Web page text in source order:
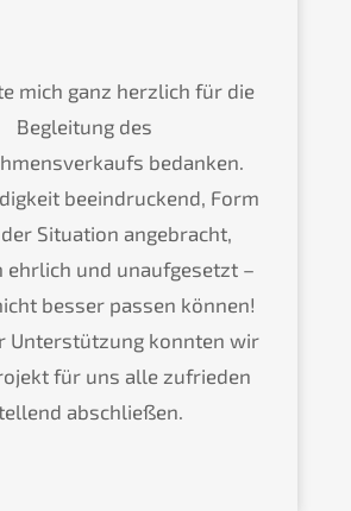
mich ganz herzlich für die
Begleitung des
bedanken.
beeindruckend, Form
Situation angebracht,
ehrlich und unaufgesetzt –
besser passen können!
Unterstützung konnten wir
für uns alle zufrieden
abschließen.